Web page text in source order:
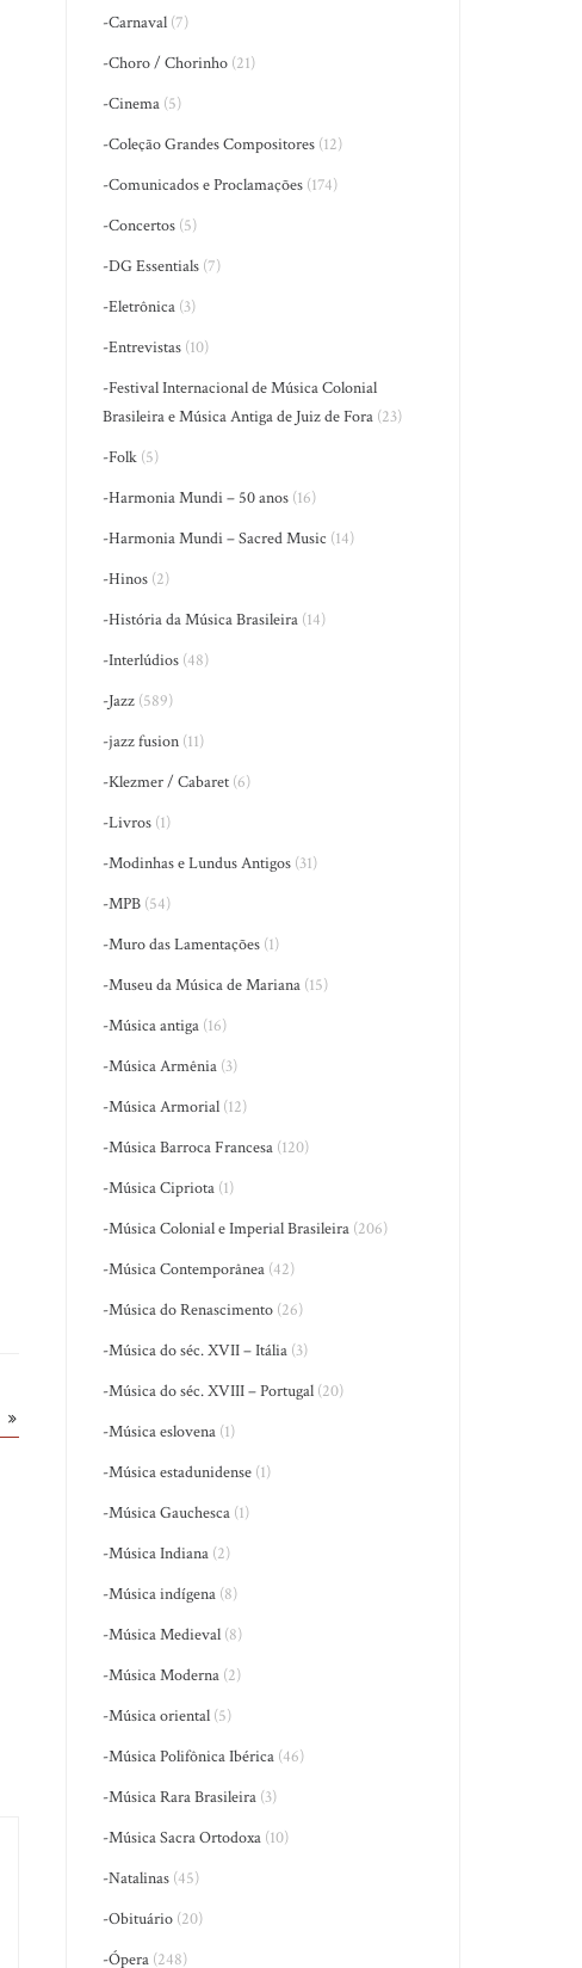
-Carnaval (7)
-Choro / Chorinho (21)
-Cinema (5)
-Coleção Grandes Compositores (12)
-Comunicados e Proclamações (174)
-Concertos (5)
-DG Essentials (7)
-Eletrônica (3)
-Entrevistas (10)
-Festival Internacional de Música Colonial
Brasileira e Música Antiga de Juiz de Fora (23)
-Folk (5)
-Harmonia Mundi – 50 anos (16)
-Harmonia Mundi – Sacred Music (14)
-Hinos (2)
-História da Música Brasileira (14)
-Interlúdios (48)
-Jazz (589)
-jazz fusion (11)
-Klezmer / Cabaret (6)
-Livros (1)
-Modinhas e Lundus Antigos (31)
-MPB (54)
-Muro das Lamentações (1)
-Museu da Música de Mariana (15)
-Música antiga (16)
-Música Armênia (3)
-Música Armorial (12)
-Música Barroca Francesa (120)
-Música Cipriota (1)
-Música Colonial e Imperial Brasileira (206)
-Música Contemporânea (42)
-Música do Renascimento (26)
-Música do séc. XVII – Itália (3)
-Música do séc. XVIII – Portugal (20)
-Música eslovena (1)
-Música estadunidense (1)
-Música Gauchesca (1)
-Música Indiana (2)
-Música indígena (8)
-Música Medieval (8)
-Música Moderna (2)
-Música oriental (5)
-Música Polifônica Ibérica (46)
-Música Rara Brasileira (3)
-Música Sacra Ortodoxa (10)
-Natalinas (45)
-Obituário (20)
-Ópera (248)